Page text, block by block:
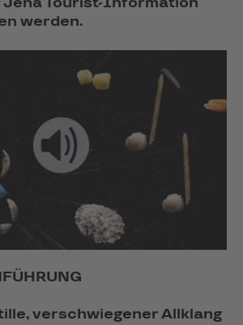
Jena Tourist-Information
werden.
verschwiegener Allklang